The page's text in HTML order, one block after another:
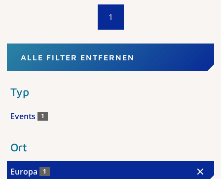
1
ALLE FILTER ENTFERNEN
Typ
Events 1
Ort
Europa 1